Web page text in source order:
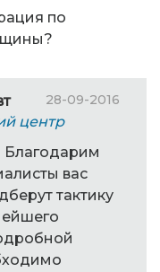
по
28-09-2016
центр
Благодарим
вас
тактику